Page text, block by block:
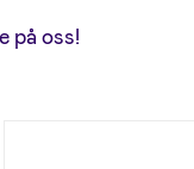
på oss!